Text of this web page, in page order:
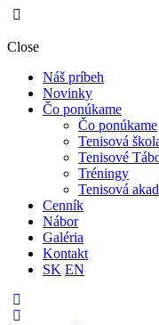
Close
Náš príbeh
Novinky
Čo ponúkame
Čo ponúkame
Tenisová
Tenisové
Tréningy
Tenisová
Cenník
Nábor
Galéria
Kontakt
SK EN